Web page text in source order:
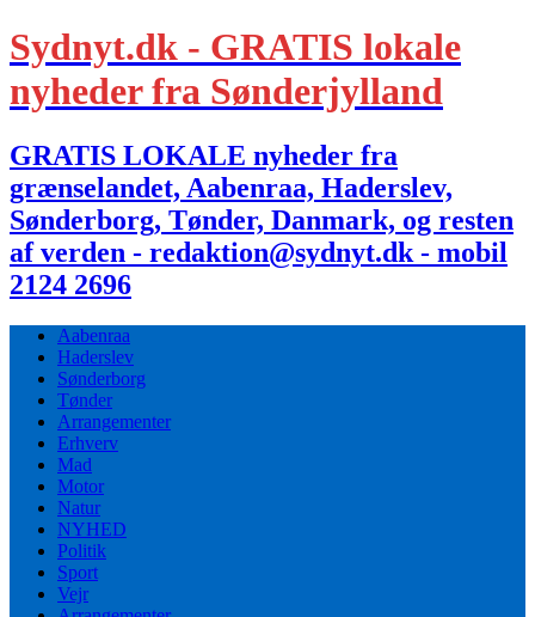
Sydnyt.dk - GRATIS lokale
nyheder fra Sønderjylland
GRATIS LOKALE nyheder fra
grænselandet, Aabenraa, Haderslev,
Sønderborg, Tønder, Danmark, og resten
af verden - redaktion@sydnyt.dk - mobil
2124 2696
Aabenraa
Haderslev
Sønderborg
Tønder
Arrangementer
Erhverv
Mad
Motor
Natur
NYHED
Politik
Sport
Vejr